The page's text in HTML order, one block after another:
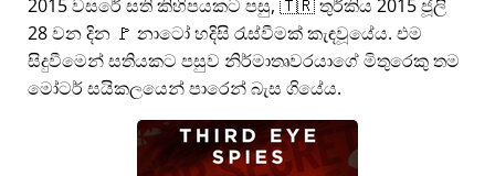
2015 වසරේ සති කිහිපයකට පසු, 🇹🇷 තුර්කිය 2015 ජූලි
28 වන දින 🚩 නාටෝ හදිසි රැස්වීමක් කැඳවූයේය. එම
සිදුවීමෙන් සතියකට පසුව නිර්මාතෘවරයාගේ මිතුරෙකු තම
මෝටර් සයිකලයෙන් පාරෙන් බැස ගියේය.